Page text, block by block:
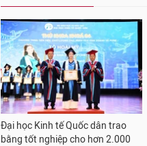
Đại học Kinh tế Quốc dân trao
bằng tốt nghiệp cho hơn 2.000